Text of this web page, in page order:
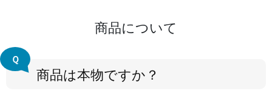
商品について
Ｑ
商品は本物ですか？